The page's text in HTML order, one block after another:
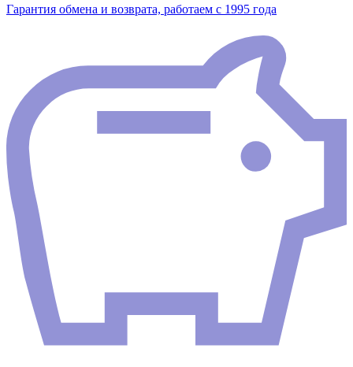
Гарантия обмена и возврата, работаем с 1995 года